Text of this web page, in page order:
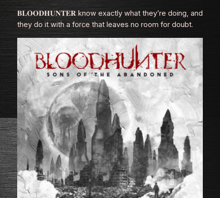
𝐁𝐋𝐎𝐎𝐃𝐇𝐔𝐍𝐓𝐄𝐑 know exactly what they’re doing, and
they do it with a force that leaves no room for doubt.